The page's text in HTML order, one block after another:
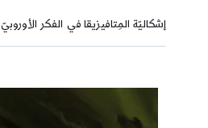
إشكاليّة المِتافيزيقا في الفكر الأوروبيّ